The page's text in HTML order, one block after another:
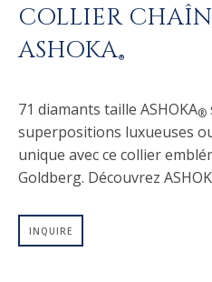
BAGUES POUR HOMME
COLLIERS
BOUCLES D’OREILLES
BRACELETS
MONTRES
BAGUES
BANDS
COLLIERS
PENDENTIFS
BOUCLES D’OREILLES
TALISMAN
ASHOKA®
COLLIER
ASHOKA®
71 diamants taille ASHOKA®
superpositions luxueuses
unique avec ce collier
Goldberg. Découvrez
INQUIRE